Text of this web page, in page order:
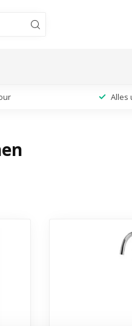
Alles